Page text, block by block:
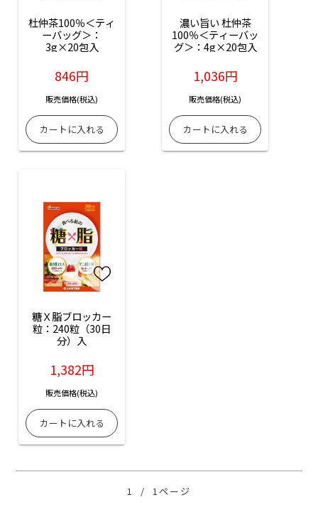
杜仲茶100％＜ティ
ーバッグ＞：
3g×20包入
846円
販売価格(税込)
濃い旨い 杜仲茶
100％＜ティーバッ
グ＞：4g×20包入
1,036円
販売価格(税込)
糖Ｘ脂ブロッカー
粒：240粒（30日
分）入
1,382円
販売価格(税込)
1 / 1ページ